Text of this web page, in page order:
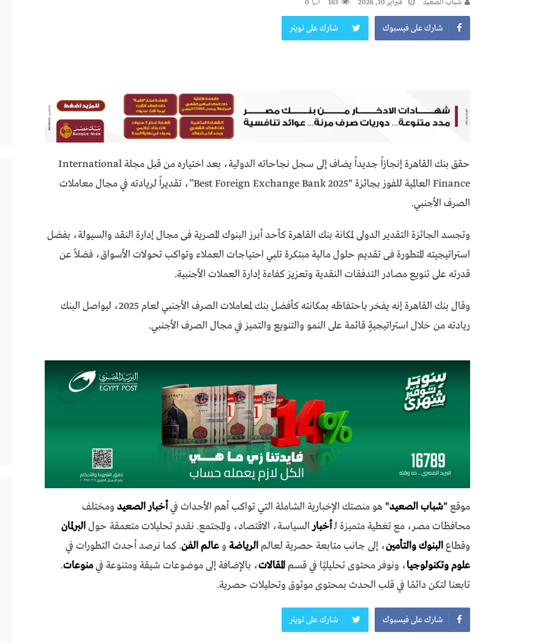
شباب الصعيد فبراير 10, 2026 163
0
شارك على فيسبوك شارك على تويتر
حقق بنك القاهرة إنجازاً جديداً يضاف إلى سجل نجاحاته الدولية، بعد اختياره من قبل مجلة International
Finance العالمية للفوز بجائزة “Best Foreign Exchange Bank 2025”، تقديراً لريادته في مجال معاملات
الصرف الأجنبي.
وتجسد الجائزة التقدير الدولى لمكانة بنك القاهرة كأحد أبرز البنوك المصرية فى مجال إدارة النقد والسيولة، بفضل
استراتيجيته المتطورة فى تقديم حلول مالية مبتكرة تلبي احتياجات العملاء وتواكب تحولات الأسواق، فضلاً عن
قدرته على تنويع مصادر التدفقات النقدية وتعزيز كفاءة إدارة العملات الأجنبية.
وقال بنك القاهرة إنه يفخر باحتفاظه بمكانته كأفضل بنك لمعاملات الصرف الأجنبي لعام 2025، ليواصل البنك
ريادته من خلال استراتيجيةٍ قائمة على النمو والتنويع والتميز في مجال الصرف الأجنبي.
موقع"شباب الصعيد" هو منصتك الإخبارية الشاملة التي تواكب أهم الأحداث فيأخبار الصعيد ومختلف
محافظات مصر، مع تغطية متميزة لـأخبارالسياسة، الاقتصاد، والمجتمع. نقدم تحليلات متعمقة حولالبرلمان
وقطاعالبنوك والتأمين، إلى جانب متابعة حصرية لعالمالرياضة و عالم الفن. كما نرصد أحدث التطورات في
علوم وتكنولوجيا، ونوفر محتوى تحليليًا في قسمالمقالات، بالإضافة إلى موضوعات شيقة ومتنوعة فيمنوعات.
تابعنا لتكن دائمًا في قلب الحدث بمحتوى موثوق وتحليلات حصرية.
شارك على فيسبوك شارك على تويتر